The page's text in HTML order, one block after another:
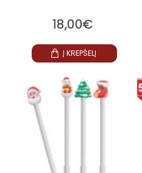
18,00€
Į KREPŠELĮ